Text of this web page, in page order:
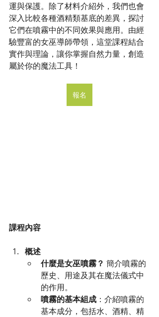
運與保護。除了材料介紹外，我們也會
深入比較各種酒精類基底的差異，探討
它們在噴霧中的不同效果與應用。由經
驗豐富的女巫導師帶領，這堂課程結合
實作與理論，讓你掌握自然力量，創造
屬於你的魔法工具！
報名
課程內容
概述
什麼是女巫噴霧？ 簡介噴霧的
歷史、用途及其在魔法儀式中
的作用。
噴霧的基本組成 ：介紹噴霧的
基本成分，包括水、酒精、精